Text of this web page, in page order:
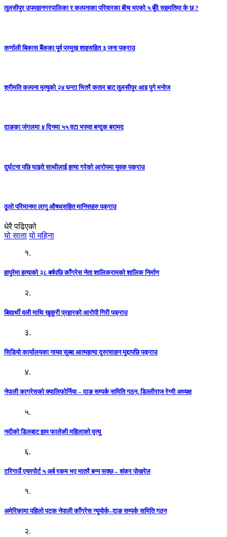
तुलसीपुर उपमहानगरपालिका र कल्पनाका परिवारका बीच भएको ५ बुँदे सहमतिमा के छ ?
कर्णाली बिकास बैंकका पूर्व प्रमुख शाहसहित ३ जना पक्राउ
श्रीमति कल्पना मृत्युको २४ घन्टा भित्रै कतार बाट तुलसीपुर आइ पुगे मनोज
दाङका जंगलमा ४ दिनमा ५५ वटा भरुवा बन्दुक बरामद
दुर्घटना पछि घाइते साथीलाई हत्या गरेको आरोपमा युवक पक्राउ
ठूलो परिमानमा लागु औषधसहित मानिसहरु पक्राउ
धेरै पढिएको
यो साता यो महिना
१.
हापुरेमा हत्याको २८ बर्षपछि काँग्रेस नेता शालिकरामको शालिक निर्माण
२.
बिद्यार्थी वली माथि खुकुरी प्रहारको आरोपी गिरी पक्राउ
३.
सिडियो कार्यालयका नायव सुब्बा आत्महत्या दुरुत्साहन मुद्दापछि पक्राउ
४.
नेपाली काग्रेसको क्यालिफोर्निया – दाङ सम्पर्क समिति गठन, डिल्लीराज रेग्मी अध्यक्ष
५.
नदीको डिलबाट हाम फालेकी महिलाको मृत्यु
६.
टरिगाउँ एयरपोर्ट ५ अर्ब रकम भए मात्रै बन्न सक्छ – शंकर पोखरेल
१.
अमेरिकामा पहिलो पटक नेपाली काँग्रेस न्यूयोर्क–दाङ सम्पर्क समिति गठन
२.